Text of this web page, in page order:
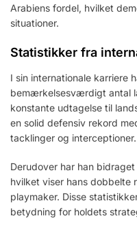
Arabiens fordel, hvilket
situationer.
Statistikker fra
I sin internationale karriere
bemærkelsesværdigt antal
konstante udtagelse til
en solid defensiv rekord
tacklinger og interceptioner.
Derudover har han
hvilket viser hans dobbelte
playmaker. Disse
betydning for holdets